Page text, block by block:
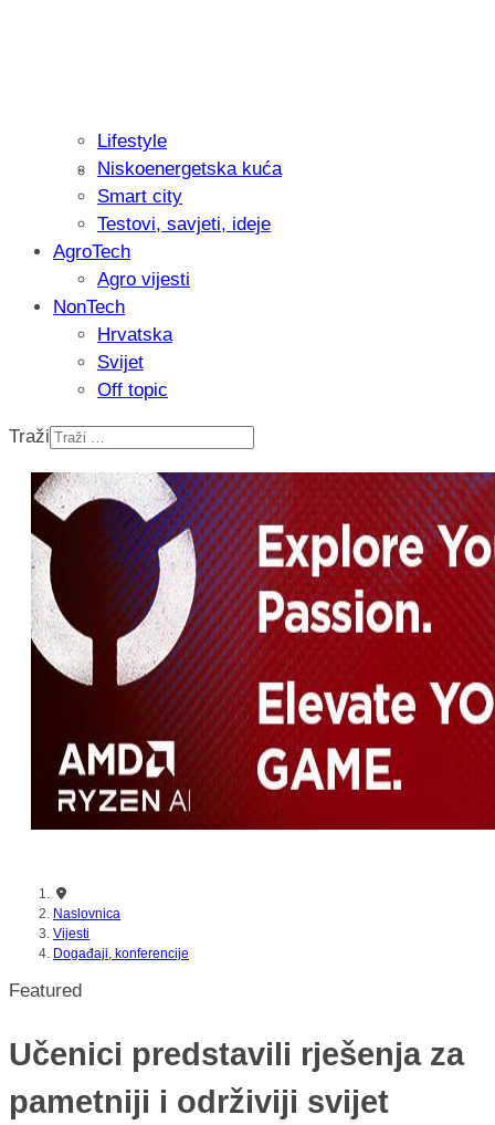
Recenzija: Philips All-in-One Trimmer
muškarcu
Isprobali smo: Thermostar
Lifestyle
Niskoenergetska kuća
Smart city
Testovi, savjeti, ideje
AgroTech
Agro vijesti
NonTech
Hrvatska
Svijet
Off topic
Traži
Naslovnica
Vijesti
Događaji, konferencije
Featured
Učenici predstavili rješenja za
pametniji i održiviji svijet